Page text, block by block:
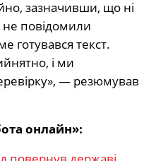
зазначивши, що ні
не повідомили
готувався текст.
і ми
— резюмував
онлайн»: